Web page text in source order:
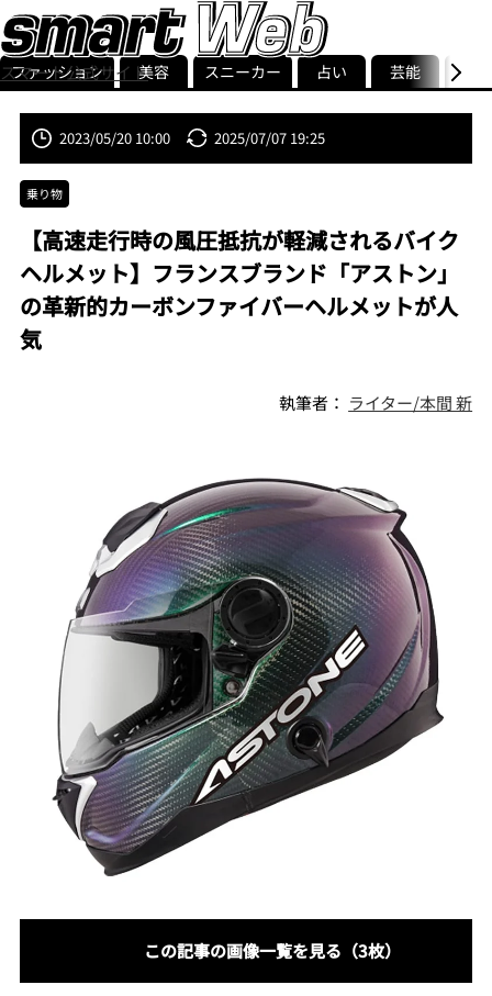
スマート公式サイト
smart最新号
記事一覧ランキング
ストリ
ファッション 美容 スニーカー 占い 芸能 グル
2023/05/20 10:00 2025/07/07 19:25
乗り物
【高速走行時の風圧抵抗が軽減されるバイク
ヘルメット】フランスブランド「アストン」
の革新的カーボンファイバーヘルメットが人
気
執筆者： ライター/本間 新
この記事の画像一覧を見る（3枚）